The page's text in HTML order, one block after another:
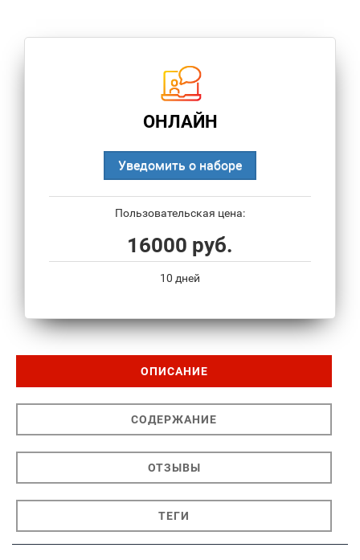
ОНЛАЙН
Уведомить о наборе
Пользовательская цена:
16000 руб.
10 дней
ОПИСАНИЕ
СОДЕРЖАНИЕ
ОТЗЫВЫ
ТЕГИ